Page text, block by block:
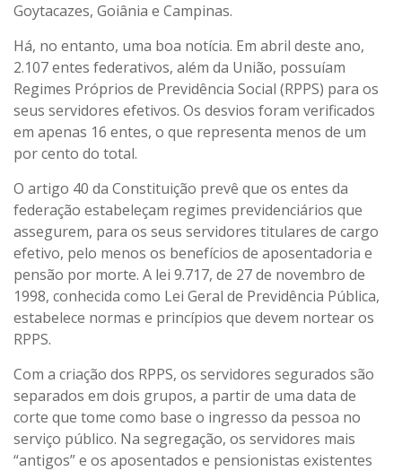
Goytacazes, Goiânia e Campinas.
Há, no entanto, uma boa notícia. Em abril deste ano,
2.107 entes federativos, além da União, possuíam
Regimes Próprios de Previdência Social (RPPS) para os
seus servidores efetivos. Os desvios foram verificados
em apenas 16 entes, o que representa menos de um
por cento do total.
O artigo 40 da Constituição prevê que os entes da
federação estabeleçam regimes previdenciários que
assegurem, para os seus servidores titulares de cargo
efetivo, pelo menos os benefícios de aposentadoria e
pensão por morte. A lei 9.717, de 27 de novembro de
1998, conhecida como Lei Geral de Previdência Pública,
estabelece normas e princípios que devem nortear os
RPPS.
Com a criação dos RPPS, os servidores segurados são
separados em dois grupos, a partir de uma data de
corte que tome como base o ingresso da pessoa no
serviço público. Na segregação, os servidores mais
“antigos” e os aposentados e pensionistas existentes